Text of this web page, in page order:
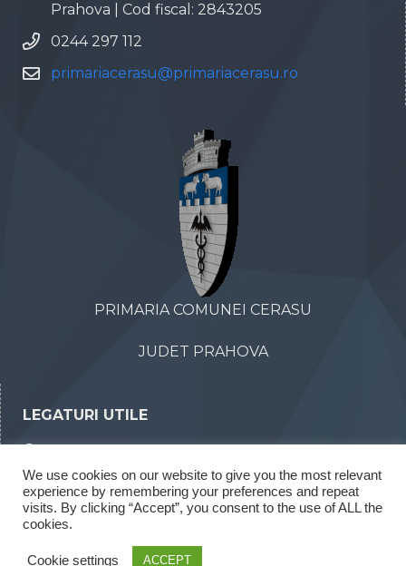
Prahova | Cod fiscal: 2843205
0244 297 112
primariacerasu@primariacerasu.ro
PRIMARIA COMUNEI CERASU
JUDET PRAHOVA
LEGATURI UTILE
Declaratii de interese
Rapoarte legea 52/2003
We use cookies on our website to give you the most relevant
experience by remembering your preferences and repeat
visits. By clicking “Accept”, you consent to the use of ALL the
cookies.
Cookie settings ACCEPT